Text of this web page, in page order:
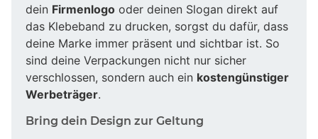
dein Firmenlogo oder deinen Slogan direkt auf
das Klebeband zu drucken, sorgst du dafür, dass
deine Marke immer präsent und sichtbar ist. So
sind deine Verpackungen nicht nur sicher
verschlossen, sondern auch ein kostengünstiger
Werbeträger.
Bring dein Design zur Geltung